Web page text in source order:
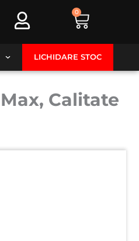
0
Cart
LICHIDARE STOC
Calitate